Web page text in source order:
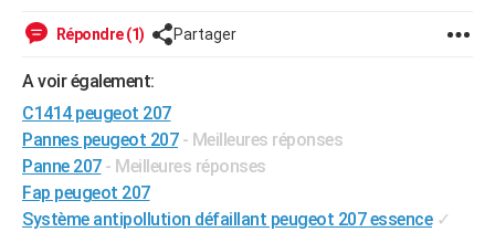
Art de vivre
Bien-être
Loisirs
Mode
Modes de vie
Alimentation
Guide de la santé
Maladies
Médicaments
Sommeil
Destinations
City break
Voyage nature
Voyage de noces
Forum
Climat
+PHOTO
GUIDES D'ACHAT
Répondre (1) Partager
A voir également:
C1414 peugeot 207
Pannes peugeot 207 - Meilleures réponses
Panne 207 - Meilleures réponses
Fap peugeot 207
Système antipollution défaillant peugeot 207 essence ✓